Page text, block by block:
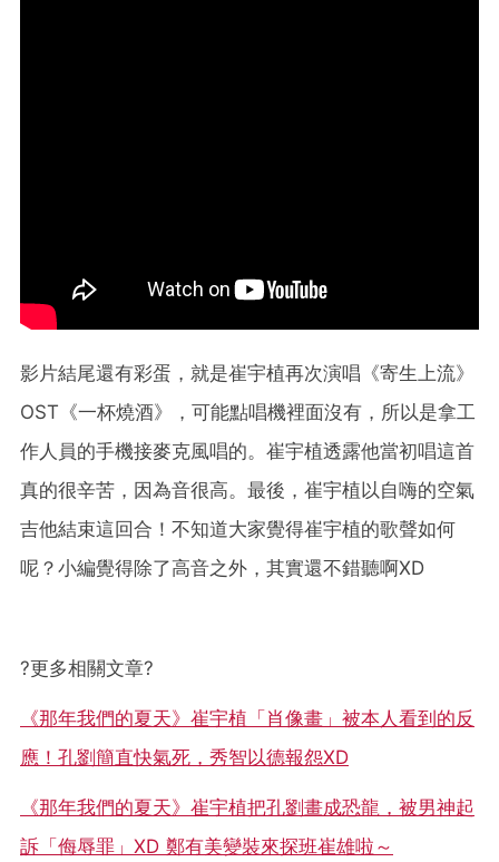
影片結尾還有彩蛋，就是崔宇植再次演唱《寄生上流》
OST《一杯燒酒》，可能點唱機裡面沒有，所以是拿工
作人員的手機接麥克風唱的。崔宇植透露他當初唱這首
真的很辛苦，因為音很高。最後，崔宇植以自嗨的空氣
吉他結束這回合！不知道大家覺得崔宇植的歌聲如何
呢？小編覺得除了高音之外，其實還不錯聽啊XD
?更多相關文章?
《那年我們的夏天》崔宇植「肖像畫」被本人看到的反
應！孔劉簡直快氣死，秀智以德報怨XD
《那年我們的夏天》崔宇植把孔劉畫成恐龍，被男神起
訴「侮辱罪」XD 鄭有美變裝來探班崔雄啦～